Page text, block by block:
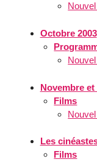
Octobre 2003
Novembre et
Films
Les
Films